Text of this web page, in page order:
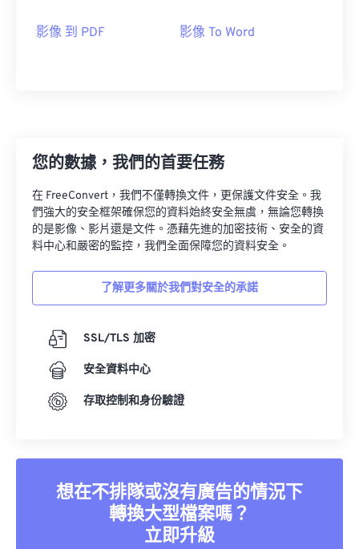
影像 到 PDF 影像 To Word
您的數據，我們的首要任務
在 FreeConvert，我們不僅轉換文件，更保護文件安全。我
們強大的安全框架確保您的資料始終安全無虞，無論您轉換
的是影像、影片還是文件。憑藉先進的加密技術、安全的資
料中心和嚴密的監控，我們全面保障您的資料安全。
了解更多關於我們對安全的承諾
SSL/TLS 加密
安全資料中心
存取控制和身份驗證
想在不排隊或沒有廣告的情況下
轉換大型檔案嗎？
立即升級